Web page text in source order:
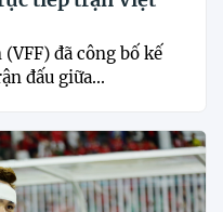
đã công bố kế
đấu giữa...